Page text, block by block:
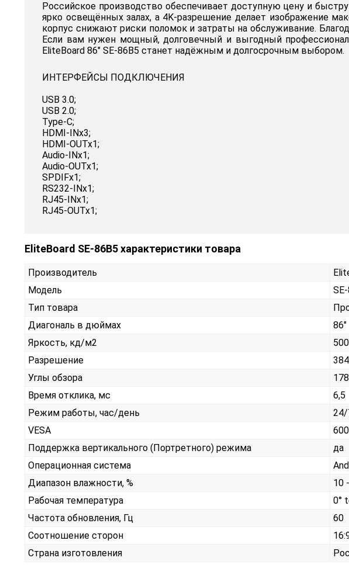
Российское производство обеспечивает доступную цену и
ярко освещённых залах, а 4K-разрешение делает изображение
корпус снижают риски поломок и затраты на обслуживание.
Если вам нужен мощный, долговечный и выгодный
EliteBoard 86" SE-86B5 станет надёжным и долгосрочным выбором.
ИНТЕРФЕЙСЫ ПОДКЛЮЧЕНИЯ
USB 3.0;
USB 2.0;
Type-C;
HDMI-INx3;
HDMI-OUTx1;
Audio-INx1;
Audio-OUTx1;
SPDIFx1;
RS232-INx1;
RJ45-INx1;
RJ45-OUTx1;
EliteBoard SE-86B5 характеристики товара
Производитель
Модель
Тип товара
Диагональ в дюймах
86"
Яркость, кд/м2
500
Разрешение
Углы обзора
Время отклика, мс
6,5
Режим работы, час/день
VESA
Поддержка вертикального (Портретного) режима
да
Операционная система
Диапазон влажности, %
10
Рабочая температура
0°
Частота обновления, Гц
60
Соотношение сторон
Страна изготовления